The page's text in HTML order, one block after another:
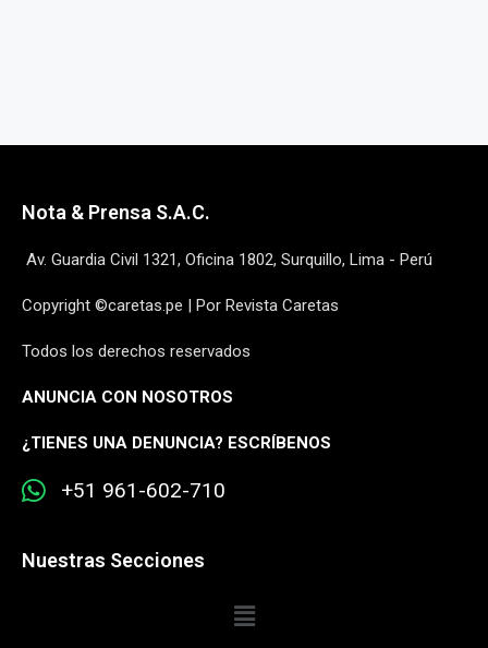
Nota & Prensa S.A.C.
Av. Guardia Civil 1321, Oficina 1802, Surquillo, Lima - Perú
Copyright ©caretas.pe | Por Revista Caretas
Todos los derechos reservados
ANUNCIA CON NOSOTROS
¿TIENES UNA DENUNCIA? ESCRÍBENOS
+51 961-602-710
Nuestras Secciones